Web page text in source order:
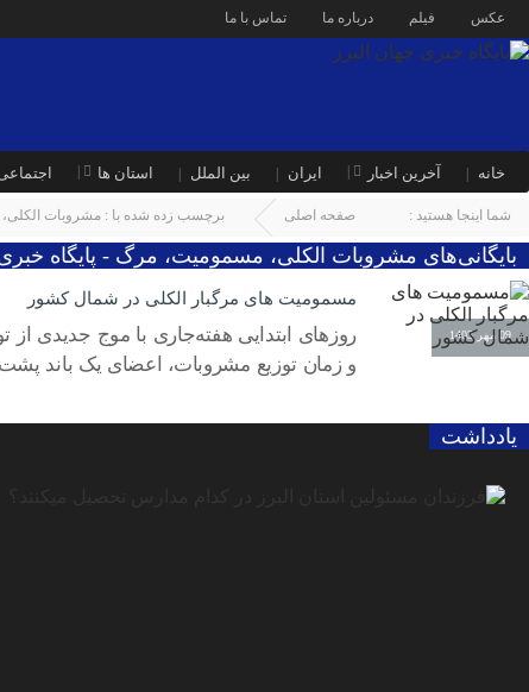
عکس فیلم درباره ما تماس با ما
خانه آخرین اخبار ایران بین الملل استان ها
شما اینجا هستید : صفحه اصلی برچسب زده شده با : مشروبات
بایگانی‌های مشروبات الکلی، مسمومیت، مرگ - پایگاه خبری
09 مهر 1403
مسمومیت های مرگبار الکلی در شمال کشور
روزهای ابتدایی هفته‌جاری با موج جدیدی
و زمان توزیع مشروبات، اعضای یک باند
یادداشت